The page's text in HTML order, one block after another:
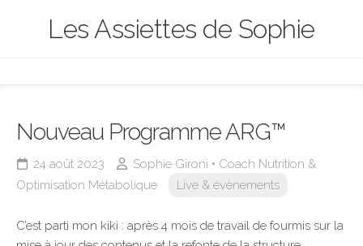
Les Assiettes de Sophie
Nouveau Programme ARG™
24 août 2023
Sophie Gironi • Coach Nutrition &
Optimisation Métabolique
Live & évènements
C’est parti mon kiki : après 4 mois de travail de fourmis sur la